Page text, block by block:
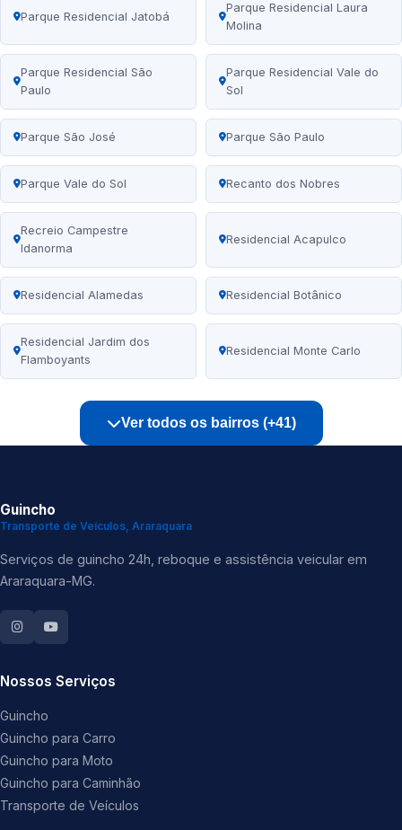
Parque Residencial Jatobá
Parque Residencial Laura
Molina
Parque Residencial São
Paulo
Parque Residencial Vale do
Sol
Parque São José Parque São Paulo
Parque Vale do Sol Recanto dos Nobres
Recreio Campestre
Idanorma
Residencial Acapulco
Residencial Alamedas Residencial Botânico
Residencial Jardim dos
Flamboyants
Residencial Monte Carlo
Ver todos os bairros (+41)
Guincho
Transporte de Veículos, Araraquara
Serviços de guincho 24h, reboque e assistência veicular em
Araraquara-MG.
Nossos Serviços
Guincho
Guincho para Carro
Guincho para Moto
Guincho para Caminhão
Transporte de Veículos